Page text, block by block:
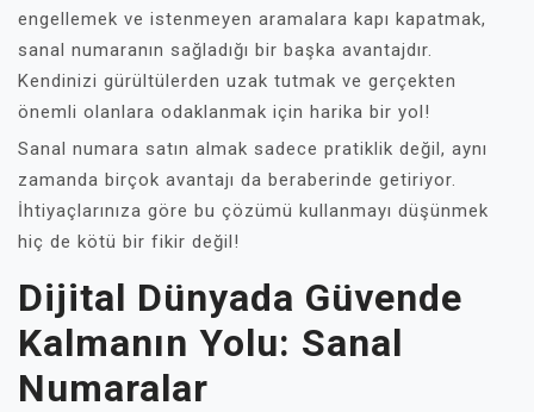
engellemek ve istenmeyen aramalara kapı kapatmak,
sanal numaranın sağladığı bir başka avantajdır.
Kendinizi gürültülerden uzak tutmak ve gerçekten
önemli olanlara odaklanmak için harika bir yol!
Sanal numara satın almak sadece pratiklik değil, aynı
zamanda birçok avantajı da beraberinde getiriyor.
İhtiyaçlarınıza göre bu çözümü kullanmayı düşünmek
hiç de kötü bir fikir değil!
Dijital Dünyada Güvende
Kalmanın Yolu: Sanal
Numaralar